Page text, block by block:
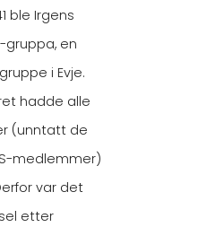
ble Irgens
gruppa, en
i Evje.
hadde alle
(unntatt de
medlemmer)
var det
etter